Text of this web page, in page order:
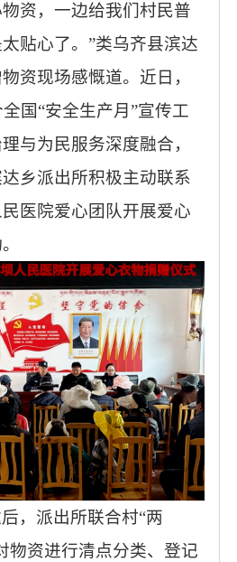
资，一边给我们村民普
贴心了。”类乌齐县滨达
资现场感慨道。近日，
国“安全生产月”宣传工
与为民服务深度融合，
乡派出所积极主动联系
医院爱心团队开展爱心
，派出所联合村“两
物资进行清点分类、登记